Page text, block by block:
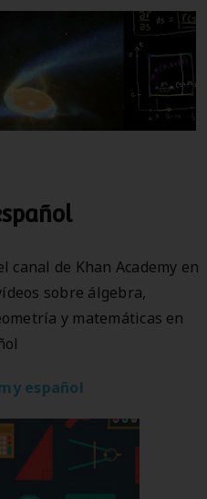
canal de Khan Academy en
sobre álgebra,
y matemáticas en
español